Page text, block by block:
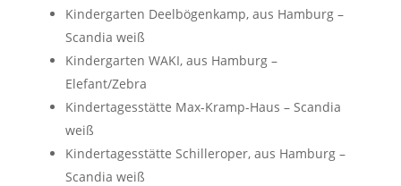
Kindergarten Deelbögenkamp, aus Hamburg –
Scandia weiß
Kindergarten WAKI, aus Hamburg –
Elefant/Zebra
Kindertagesstätte Max-Kramp-Haus – Scandia
weiß
Kindertagesstätte Schilleroper, aus Hamburg –
Scandia weiß